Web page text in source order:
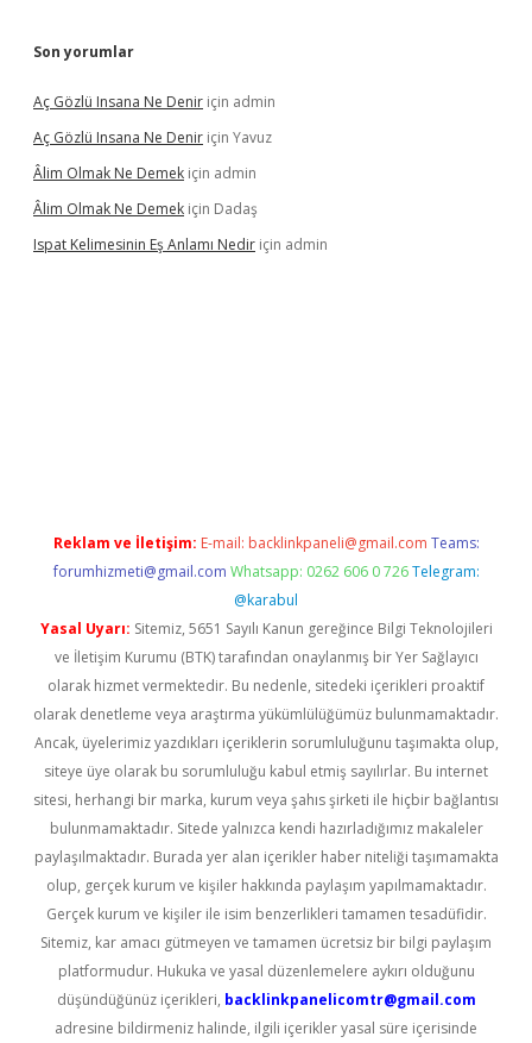
Son yorumlar
Aç Gözlü Insana Ne Denir için admin
Aç Gözlü Insana Ne Denir için Yavuz
Âlim Olmak Ne Demek için admin
Âlim Olmak Ne Demek için Dadaş
Ispat Kelimesinin Eş Anlamı Nedir için admin
Reklam ve İletişim: E-mail: backlinkpaneli@gmail.com Teams:
forumhizmeti@gmail.com Whatsapp: 0262 606 0 726 Telegram:
@karabul
Yasal Uyarı: Sitemiz, 5651 Sayılı Kanun gereğince Bilgi Teknolojileri
ve İletişim Kurumu (BTK) tarafından onaylanmış bir Yer Sağlayıcı
olarak hizmet vermektedir. Bu nedenle, sitedeki içerikleri proaktif
olarak denetleme veya araştırma yükümlülüğümüz bulunmamaktadır.
Ancak, üyelerimiz yazdıkları içeriklerin sorumluluğunu taşımakta olup,
siteye üye olarak bu sorumluluğu kabul etmiş sayılırlar. Bu internet
sitesi, herhangi bir marka, kurum veya şahıs şirketi ile hiçbir bağlantısı
bulunmamaktadır. Sitede yalnızca kendi hazırladığımız makaleler
paylaşılmaktadır. Burada yer alan içerikler haber niteliği taşımamakta
olup, gerçek kurum ve kişiler hakkında paylaşım yapılmamaktadır.
Gerçek kurum ve kişiler ile isim benzerlikleri tamamen tesadüfidir.
Sitemiz, kar amacı gütmeyen ve tamamen ücretsiz bir bilgi paylaşım
platformudur. Hukuka ve yasal düzenlemelere aykırı olduğunu
düşündüğünüz içerikleri, backlinkpanelicomtr@gmail.com
adresine bildirmeniz halinde, ilgili içerikler yasal süre içerisinde